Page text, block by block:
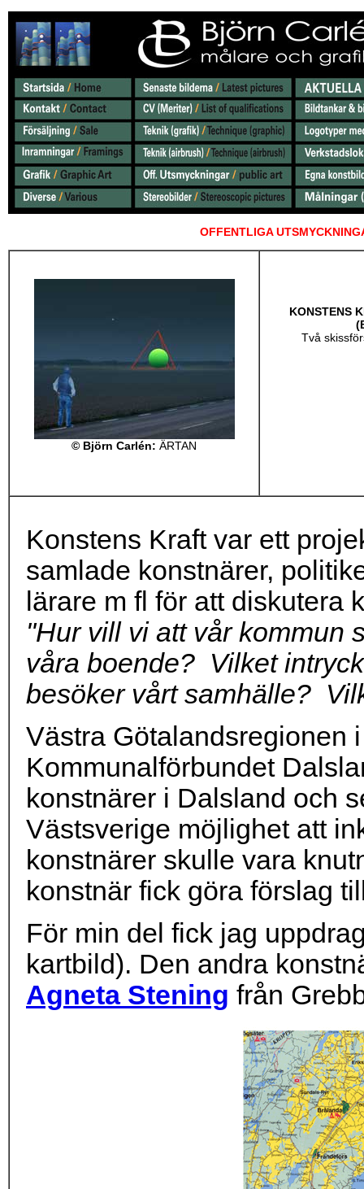
OFFENTLIGA
© Björn Carlén: ÄRTAN
KONSTENS
(
Två
Konstens Kraft var ett
samlade konstnärer,
lärare m fl för att diskutera
"Hur vill vi att vår kommun
våra boende? Vilket
besöker vårt samhälle?
Västra Götalandsregionen
Kommunalförbundet
konstnärer i Dalsland och
Västsverige möjlighet att
konstnärer skulle vara
konstnär fick göra förslag
För min del fick jag
kartbild). Den andra
Agneta Stening från